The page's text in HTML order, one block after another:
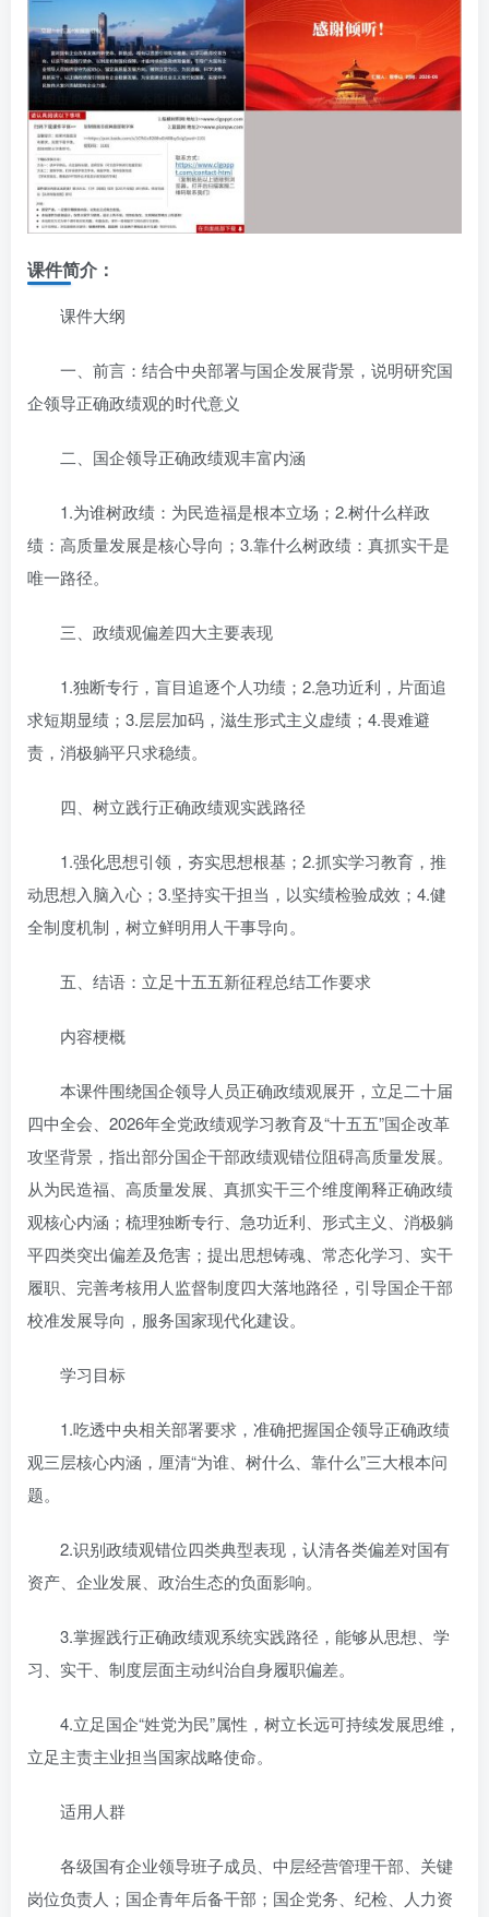
课件简介：
课件大纲
一、前言：结合中央部署与国企发展背景，说明研究国
企领导正确政绩观的时代意义
二、国企领导正确政绩观丰富内涵
1.为谁树政绩：为民造福是根本立场；2.树什么样政
绩：高质量发展是核心导向；3.靠什么树政绩：真抓实干是
唯一路径。
三、政绩观偏差四大主要表现
1.独断专行，盲目追逐个人功绩；2.急功近利，片面追
求短期显绩；3.层层加码，滋生形式主义虚绩；4.畏难避
责，消极躺平只求稳绩。
四、树立践行正确政绩观实践路径
1.强化思想引领，夯实思想根基；2.抓实学习教育，推
动思想入脑入心；3.坚持实干担当，以实绩检验成效；4.健
全制度机制，树立鲜明用人干事导向。
五、结语：立足十五五新征程总结工作要求
内容梗概
本课件围绕国企领导人员正确政绩观展开，立足二十届
四中全会、2026年全党政绩观学习教育及“十五五”国企改革
攻坚背景，指出部分国企干部政绩观错位阻碍高质量发展。
从为民造福、高质量发展、真抓实干三个维度阐释正确政绩
观核心内涵；梳理独断专行、急功近利、形式主义、消极躺
平四类突出偏差及危害；提出思想铸魂、常态化学习、实干
履职、完善考核用人监督制度四大落地路径，引导国企干部
校准发展导向，服务国家现代化建设。
学习目标
1.吃透中央相关部署要求，准确把握国企领导正确政绩
观三层核心内涵，厘清“为谁、树什么、靠什么”三大根本问
题。
2.识别政绩观错位四类典型表现，认清各类偏差对国有
资产、企业发展、政治生态的负面影响。
3.掌握践行正确政绩观系统实践路径，能够从思想、学
习、实干、制度层面主动纠治自身履职偏差。
4.立足国企“姓党为民”属性，树立长远可持续发展思维，
立足主责主业担当国家战略使命。
适用人群
各级国有企业领导班子成员、中层经营管理干部、关键
岗位负责人；国企青年后备干部；国企党务、纪检、人力资